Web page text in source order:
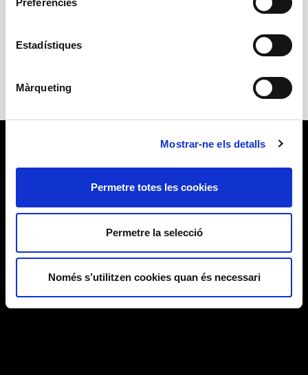
Preferències
Estadístiques
Màrqueting
Mostrar-ne els detalls
Permetre totes les cookies
Permetre la selecció
Només s’utilitzen cookies quan és necessari
+ Production team